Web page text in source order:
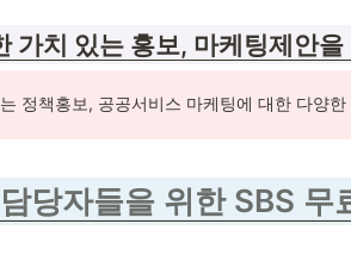
가치 있는 홍보, 마케팅제안을
정책홍보, 공공서비스 마케팅에 대한 다양
당자들을 위한 SBS 무